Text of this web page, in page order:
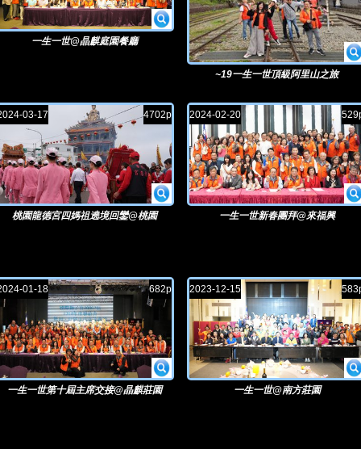
一生一世@晶麒庭園餐廳
~19一生一世頂級阿里山之旅
03-17 4702p
桃園龍德宮四媽祖遶境回鑾@桃園
2024-02-20
一生一世新春團拜@來福興
01-18 682p
一生一世第十屆主席交接@晶麒莊園
2023-12-15
一生一世@南方莊園